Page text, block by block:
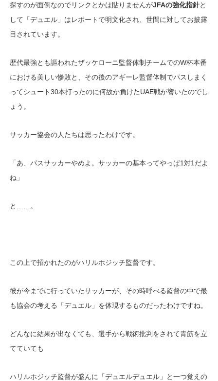
探すのが面倒なのでリンクとかは貼りませんがJFAの強化指針と
して「デュエル」はレポートで明文化され、世間に対してお披露
目されています。
歴代最強とも謳われたザッケローニ監督体制チームでのW杯本番
における美しい惨敗と、その後のアギーレ監督体制でパスしまく
ってシュート30本打ったのに何故か負けたUAE戦が響いたのでし
ょう。
サッカー協会の人たちは思ったわけです。
「あ、パスサッカーやめよ。サッカーの基本ってやっぱ1対1だよ
ね」
と……。
この上で招かれたのがハリルホジッチ監督です。
彼が今までに行っていたサッカーが、その時呼べる監督の中で最
も協会の考える「デュエル」を体現するものだったわけですね。
どんなに結果が出なくても、選手から戦術批判をされて青筋を立
てていても
ハリルホジッチ監督が盛んに「デュエルデュエル」と一つ覚えの